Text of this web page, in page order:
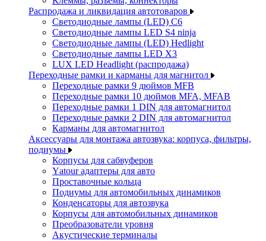
Распродажа и ликвидация автотоваров
Светодиодные лампы (LED) C6
Светодиодные лампы LED S4 ninja
Светодиодные лампы (LED) Hedlight
Светодиодные лампы LED X3
LUX LED Headlight (распродажа)
Переходные рамки и карманы для магнитол
Переходные рамки 9 дюймов MFB
Переходные рамки 10 дюймов MFA, MFAB
Переходные рамки 1 DIN для автомагнитол
Переходные рамки 2 DIN для автомагнитол
Карманы для автомагнитол
Аксессуары для монтажа автозвука: корпуса, фильтры,
подиумы
Корпусы для сабвуферов
Yаtour адаптеры для авто
Проставочные кольца
Подиумы для автомобильных динамиков
Конденсаторы для автозвука
Корпусы для автомобильных динамиков
Преобразователи уровня
Акустические терминалы